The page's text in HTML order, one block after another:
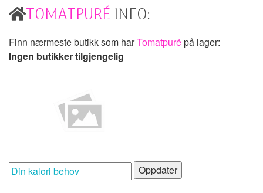
TOMATPURÉ INFO:
Finn nærmeste butikk som harTomatpurépå lager:
Ingen butikker tilgjengelig
Oppdater